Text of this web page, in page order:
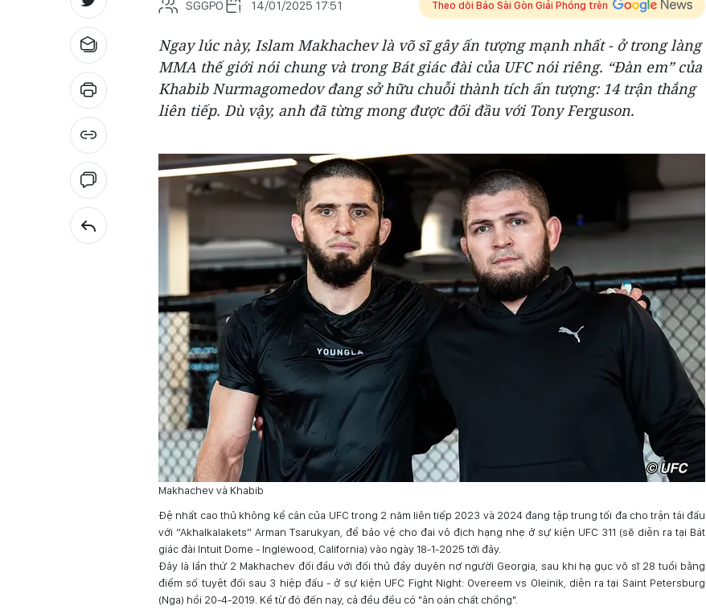
SGGPO 14/01/2025 17:51 Theo dõi Báo Sài Gòn Giải Phóng trên
Ngay lúc này, Islam Makhachev là võ sĩ gây ấn tượng mạnh nhất - ở trong làng
MMA thế giới nói chung và trong Bát giác đài của UFC nói riêng. “Đàn em” của
Khabib Nurmagomedov đang sở hữu chuỗi thành tích ấn tượng: 14 trận thắng
liên tiếp. Dù vậy, anh đã từng mong được đối đầu với Tony Ferguson.
Makhachev và Khabib
Đệ nhất cao thủ không kể cân của UFC trong 2 năm liên tiếp 2023 và 2024 đang tập trung tối đa cho trận tái đấu
với “Akhalkalakets” Arman Tsarukyan, để bảo vệ cho đai vô địch hạng nhẹ ở sự kiện UFC 311 (sẽ diễn ra tại Bát
giác đài Intuit Dome - Inglewood, California) vào ngày 18-1-2025 tới đây.
Đây là lần thứ 2 Makhachev đối đầu với đối thủ đầy duyên nợ người Georgia, sau khi hạ gục võ sĩ 28 tuổi bằng
điểm số tuyệt đối sau 3 hiệp đấu - ở sự kiện UFC Fight Night: Overeem vs Oleinik, diễn ra tại Saint Petersburg
(Nga) hồi 20-4-2019. Kể từ đó đến nay, cả đều đều có "ân oán chất chồng".